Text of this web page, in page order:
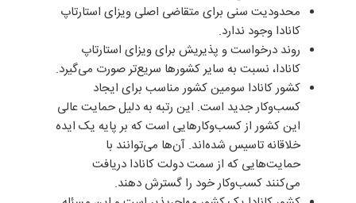
محدودیت سنی برای متقاضی اصلی ویزای استارتاپ
کانادا وجود ندارد.
روند درخواست و پذیریش برای ویزای استارتاپ
کانادا، نسبت به سایر کشورها سریع‌تر صورت می‌گیرد.
کشور کانادا سومین کشور مناسب برای ایجاد
کسب‌وکار جدید است. این رتبه به دلیل حمایت عالی
این کشور از کسب‌وکارهایی است که بر پایه یک ایده
خلاقانه تاسیس شده‌اند. آن‌ها می‌توانند با
حمایت‌هایی که از سمت دولت کانادا دریافت
می‌کنند کسب‌وکار خود را گسترش دهند.